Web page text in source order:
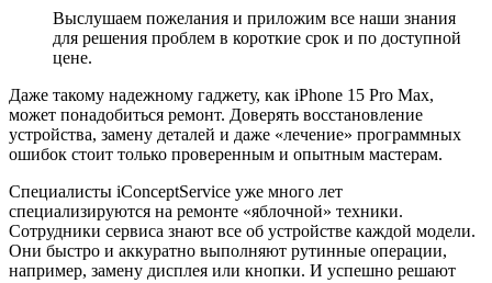
Выслушаем пожелания и приложим все наши знания
для решения проблем в короткие срок и по доступной
цене.
Даже такому надежному гаджету, как iPhone 15 Pro Max,
может понадобиться ремонт. Доверять восстановление
устройства, замену деталей и даже «лечение» программных
ошибок стоит только проверенным и опытным мастерам.
Специалисты iConceptService уже много лет
специализируются на ремонте «яблочной» техники.
Сотрудники сервиса знают все об устройстве каждой модели.
Они быстро и аккуратно выполняют рутинные операции,
например, замену дисплея или кнопки. И успешно решают